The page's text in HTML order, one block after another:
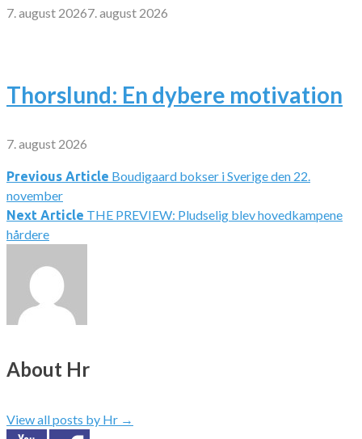
7. august 20267. august 2026
Thorslund: En dybere motivation
7. august 2026
Indlægsnavigation
Previous Article Boudigaard bokser i Sverige den 22.
november
Next Article THE PREVIEW: Pludselig blev hovedkampene
hårdere
About Hr
View all posts by Hr →